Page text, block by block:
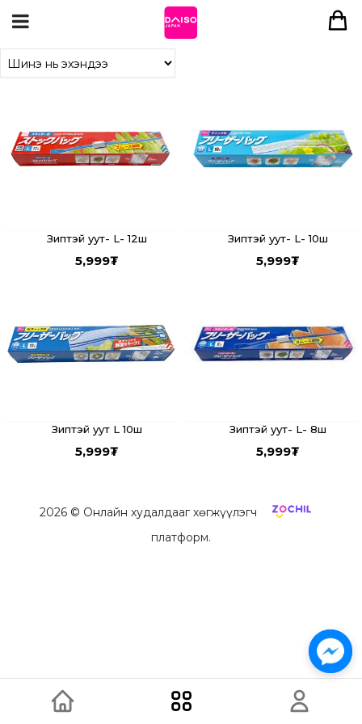
Зиптэй уут- L- 12ш
5,999₮
Зиптэй уут- L- 10ш
5,999₮
Зиптэй уут L 10ш
5,999₮
Зиптэй уут- L- 8ш
5,999₮
2026© Онлайн худалдааг хөгжүүлэгч
платформ.